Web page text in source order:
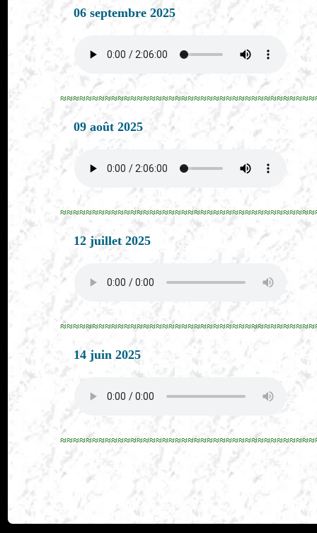
06 septembre 2025
09 août 2025
12 juillet 2025
14 juin 2025